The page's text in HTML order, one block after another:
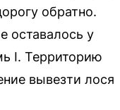
обратно.
оставалось у
I. Территорию
вывезти лося